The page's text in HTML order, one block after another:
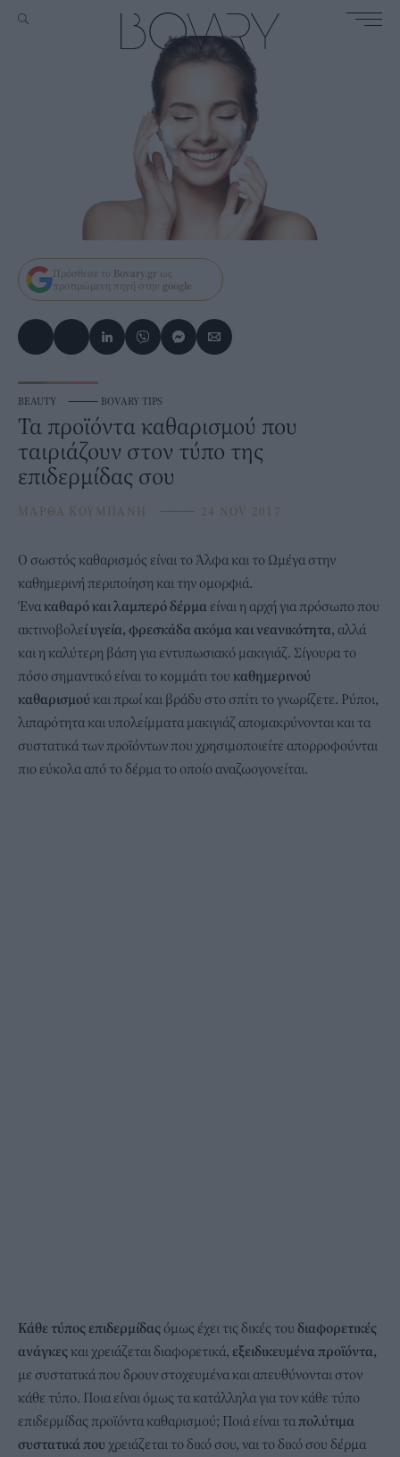
Πρόσθεσε το Bovary.gr ως
προτιμώμενη πηγή στην google
BEAUTY ⸻ BOVARY TIPS
Τα προϊόντα καθαρισμού που
ταιριάζουν στον τύπο της
επιδερμίδας σου
ΜΑΡΘΑ ΚΟΥΜΠΑΝΗ ⸻ 24 NOV 2017
Ο σωστός καθαρισμός είναι το Άλφα και το Ωμέγα στην
καθημερινή περιποίηση και την ομορφιά.
Ένακαθαρό και λαμπερό δέρμα είναι η αρχή για πρόσωπο που
ακτινοβολεί υγεία, φρεσκάδα ακόμα και νεανικότητα, αλλά
και η καλύτερη βάση για εντυπωσιακό μακιγιάζ. Σίγουρα το
πόσο σημαντικό είναι το κομμάτι του καθημερινού
καθαρισμού και πρωί και βράδυ στο σπίτι το γνωρίζετε. Ρύποι,
λιπαρότητα και υπολείμματα μακιγιάζ απομακρύνονται και τα
συστατικά των προϊόντων που χρησιμοποιείτε απορροφούνται
πιο εύκολα από το δέρμα το οποίο αναζωογονείται.
Κάθε τύπος επιδερμίδας όμως έχει τις δικές του διαφορετικές
ανάγκες και χρειάζεται διαφορετικά, εξειδικευμένα προϊόντα,
με συστατικά που δρουν στοχευμένα και απευθύνονται στον
κάθε τύπο. Ποια είναι όμως τα κατάλληλα για τον κάθε τύπο
επιδερμίδας προϊόντα καθαρισμού; Ποιά είναι ταπολύτιμα
συστατικά που χρειάζεται το δικό σου, ναι το δικό σου δέρμα